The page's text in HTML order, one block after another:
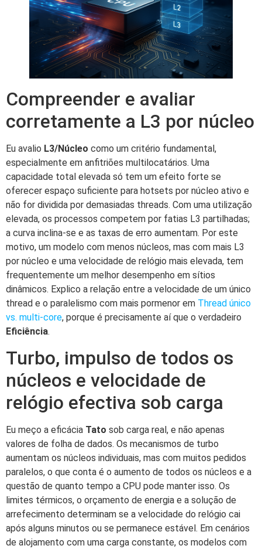
Compreender e avaliar
corretamente a L3 por núcleo
Eu avalio L3/Núcleo como um critério fundamental,
especialmente em anfitriões multilocatários. Uma
capacidade total elevada só tem um efeito forte se
oferecer espaço suficiente para hotsets por núcleo ativo e
não for dividida por demasiadas threads. Com uma utilização
elevada, os processos competem por fatias L3 partilhadas;
a curva inclina-se e as taxas de erro aumentam. Por este
motivo, um modelo com menos núcleos, mas com mais L3
por núcleo e uma velocidade de relógio mais elevada, tem
frequentemente um melhor desempenho em sítios
dinâmicos. Explico a relação entre a velocidade de um único
thread e o paralelismo com mais pormenor em Thread único
vs. multi-core, porque é precisamente aí que o verdadeiro
Eficiência.
Turbo, impulso de todos os
núcleos e velocidade de
relógio efectiva sob carga
Eu meço a eficácia Tato sob carga real, e não apenas
valores de folha de dados. Os mecanismos de turbo
aumentam os núcleos individuais, mas com muitos pedidos
paralelos, o que conta é o aumento de todos os núcleos e a
questão de quanto tempo a CPU pode manter isso. Os
limites térmicos, o orçamento de energia e a solução de
arrefecimento determinam se a velocidade do relógio cai
após alguns minutos ou se permanece estável. Em cenários
de alojamento com uma carga constante, os modelos com